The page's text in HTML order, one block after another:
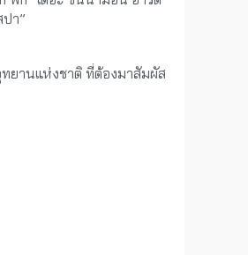
า”
ทยานแห่งชาติ ที่ต้องมาสัมผัส